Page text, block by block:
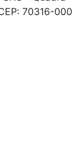
70316-000